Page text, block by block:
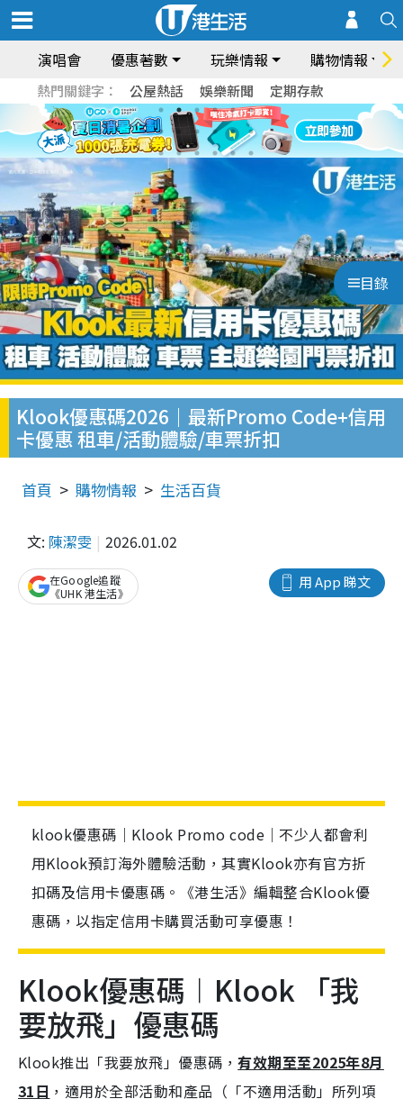
演唱會 優惠著數 玩樂情報 購物情報
熱門關鍵字： 公屋熱話 娛樂新聞 定期存款
目錄
Klook優惠碼2026｜最新Promo Code+信用
卡優惠 租車/活動體驗/車票折扣
首頁 購物情報 生活百貨
文: 陳潔雯 2026.01.02
用 App 睇文
在Google追蹤
《UHK 港生活》
klook優惠碼｜Klook Promo code｜不少人都會利
用Klook預訂海外體驗活動，其實Klook亦有官方折
扣碼及信用卡優惠碼。《港生活》編輯整合Klook優
惠碼，以指定信用卡購買活動可享優惠！
Klook優惠碼︱Klook 「我
要放飛」優惠碼
Klook推出「我要放飛」優惠碼，有效期至至2025年8月
31日 ，適用於全部活動和產品（「不適用活動」所列項